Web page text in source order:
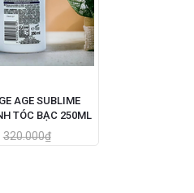
AGE SUBLIME
TÓC BẠC 250ML
320.000₫